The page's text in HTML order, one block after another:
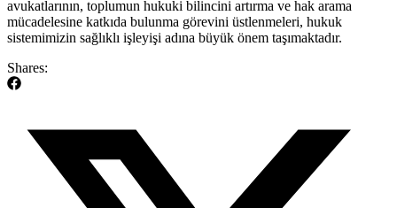
avukatlarının, toplumun hukuki bilincini artırma ve hak arama
mücadelesine katkıda bulunma görevini üstlenmeleri, hukuk
sistemimizin sağlıklı işleyişi adına büyük önem taşımaktadır.
Shares: